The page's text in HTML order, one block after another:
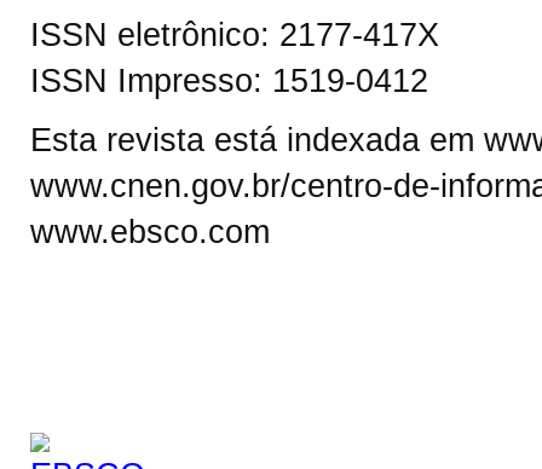
ISSN eletrônico: 2177-417X
ISSN Impresso: 1519-0412
Esta revista está indexada em
www.cnen.gov.br/centro-de-
www.ebsco.com